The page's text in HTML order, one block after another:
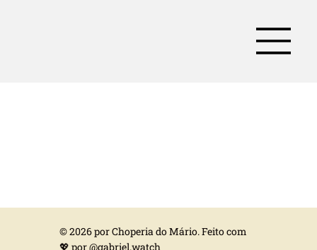
© 2026 por Choperia do Mário. Feito com
💖 por @gabriel.watch